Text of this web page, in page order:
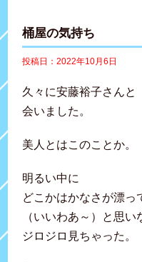
桶屋の気持ち
投稿日：2022年10月6日
久々に安藤裕子さんと
会いました。
美人とはこのことか。
明るい中に
どこかはかなさが漂っ
（いいわあ～）と思い
ジロジロ見ちゃった。